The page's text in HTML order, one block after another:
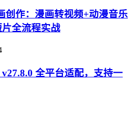
创作：漫画转视频+动漫音乐
全流程实战
全平台适配，支持一